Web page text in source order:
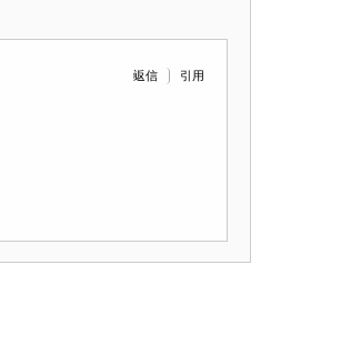
返信 引用